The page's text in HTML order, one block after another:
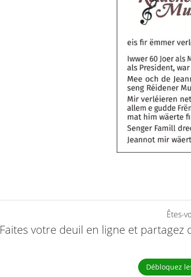
Êtes-
Faites votre deuil en ligne et partagez
Débloquez